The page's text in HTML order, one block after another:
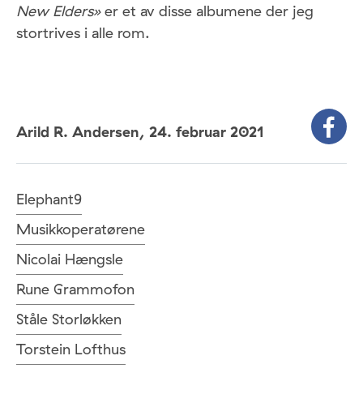
New Elders»er et av disse albumene der jeg
stortrives i alle rom.
Arild R. Andersen, 24. februar 2021
Elephant9
Musikkoperatørene
Nicolai Hængsle
Rune Grammofon
Ståle Storløkken
Torstein Lofthus